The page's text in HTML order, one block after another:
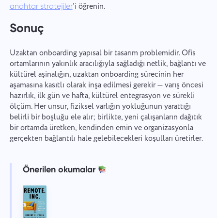
anahtar stratejiler'i öğrenin.
Sonuç
Uzaktan onboarding yapısal bir tasarım problemidir. Ofis
ortamlarının yakınlık aracılığıyla sağladığı netlik, bağlantı ve
kültürel aşinalığın, uzaktan onboarding sürecinin her
aşamasına kasıtlı olarak inşa edilmesi gerekir — varış öncesi
hazırlık, ilk gün ve hafta, kültürel entegrasyon ve sürekli
ölçüm. Her unsur, fiziksel varlığın yokluğunun yarattığı
belirli bir boşluğu ele alır; birlikte, yeni çalışanların dağıtık
bir ortamda üretken, kendinden emin ve organizasyonla
gerçekten bağlantılı hale gelebilecekleri koşulları üretirler.
Önerilen okumalar